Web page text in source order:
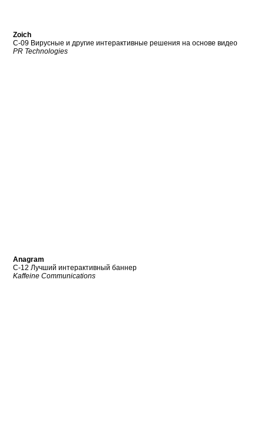
Zoich
C-09 Вирусные и другие интерактивные решения на основе видео
PR Technologies
Anagram
C-12 Лучший интерактивный баннер
Kaffeine Communications